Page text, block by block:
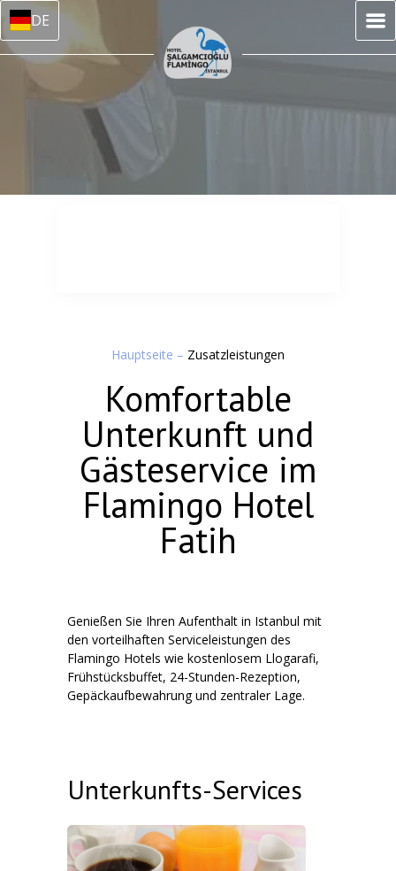
DE
Hauptseite – Zusatzleistungen
Komfortable
Unterkunft und
Gästeservice im
Flamingo Hotel
Fatih
Genießen Sie Ihren Aufenthalt in Istanbul mit
den vorteilhaften Serviceleistungen des
Flamingo Hotels wie kostenlosem Llogarafi,
Frühstücksbuffet, 24-Stunden-Rezeption,
Gepäckaufbewahrung und zentraler Lage.
Unterkunfts-Services